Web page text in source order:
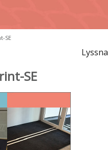
SE
Lyssna
SE